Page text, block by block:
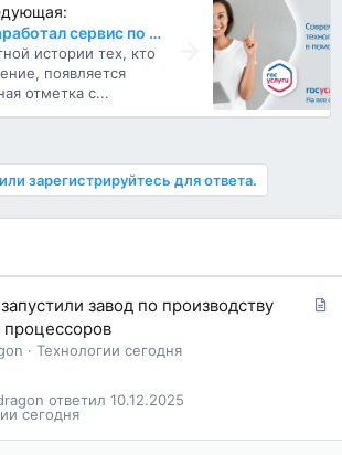
На Госуслугах заработал сервис по самозапрету на кредиты и займы
истории тех, кто
появляется
отметка с...
зарегистрируйтесь для ответа.
С
завод по производству
Технологии сегодня
сегодня
10.12.2025